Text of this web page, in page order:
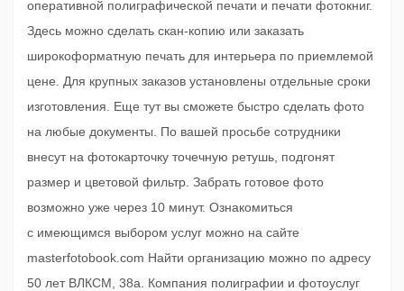
оперативной полиграфической печати и печати фотокниг.
Здесь можно сделать скан-копию или заказать
широкоформатную печать для интерьера по приемлемой
цене. Для крупных заказов установлены отдельные сроки
изготовления. Еще тут вы сможете быстро сделать фото
на любые документы. По вашей просьбе сотрудники
внесут на фотокарточку точечную ретушь, подгонят
размер и цветовой фильтр. Забрать готовое фото
возможно уже через 10 минут. Ознакомиться
с имеющимся выбором услуг можно на сайте
masterfotobook.com Найти организацию можно по адресу
50 лет ВЛКСМ, 38а. Компания полиграфии и фотоуслуг